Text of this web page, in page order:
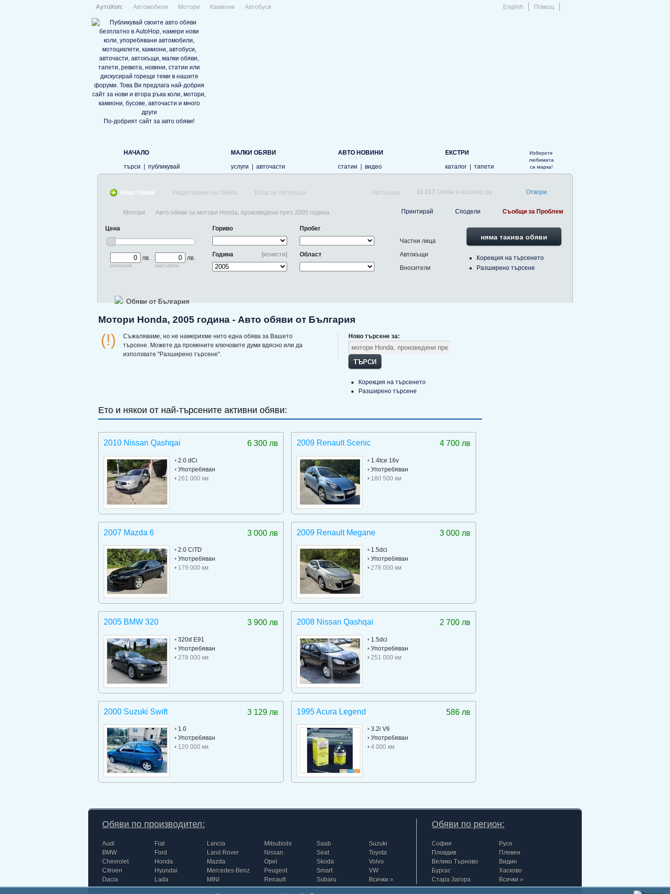
English Помощ
АутоХоп: Автомобили Мотори Камиони Автобуси
По-добрият сайт за авто обяви!
НАЧАЛО
търси
публикувай
МАЛКИ ОБЯВИ
услуги
авточасти
АВТО НОВИНИ
статии
видео
ЕКСТРИ
каталог
тапети
Изберете
любимата
си марка!
Нова Обява Редактиране на Обява Вход за Автокъщи Автокъщи 10 017 Обяви в Autohop.bg Отвори
Принтирай Сподели Съобщи за Проблем
Мотори Авто обяви за мотори Honda, произведени през 2005 година
Цена
лв.
минимум
лв.
максимум
Гориво
[изчисти]
Година
Пробег
Област
Частни лица
Автокъщи
Вносители
няма такива обяви
Корекция на търсенето
Разширено търсене
Обяви от България
Мотори Honda, 2005 година - Авто обяви от България
(!)
Съжаляваме, но не намерихме нито една обява за Вашето
търсене. Можете да промените ключовите думи вдясно или да
използвате "Разширено търсене".
Ново търсене за:
ТЪРСИ
Корекция на търсенето
Разширено търсене
Ето и някои от най-търсените активни обяви:
6 300 лв
2010 Nissan Qashqai
• 2.0 dCi
• Употребяван
• 261 000 км
4 700 лв
2009 Renault Scenic
•1.4tce 16v
•Употребяван
• 180 500 км
3 000 лв
2007 Mazda 6
• 2.0 CiTD
• Употребяван
• 179 000 км
3 000 лв
2009 Renault Megane
•1.5dci
•Употребяван
• 278 000 км
3 900 лв
2005 BMW 320
• 320d E91
• Употребяван
• 278 000 км
2 700 лв
2008 Nissan Qashqai
•1.5dci
•Употребяван
• 251 000 км
3 129 лв
2000 Suzuki Swift
• 1.0
• Употребяван
• 120 000 км
586 лв
1995 Acura Legend
•3.2i V6
•Употребяван
• 4 000 км
Обяви по производител:
Audi
BMW
Chevrolet
Citroen
Dacia
Fiat
Ford
Honda
Hyundai
Lada
Lancia
Land Rover
Mazda
Mercedes-Benz
MINI
Mitsubishi
Nissan
Opel
Peugeot
Renault
Saab
Seat
Skoda
Smart
Subaru
Suzuki
Toyota
Volvo
VW
Всички »
Обяви по регион:
София
Пловдив
Велико Търново
Бургас
Стара Загора
Русе
Плевен
Видин
Хасково
Всички »